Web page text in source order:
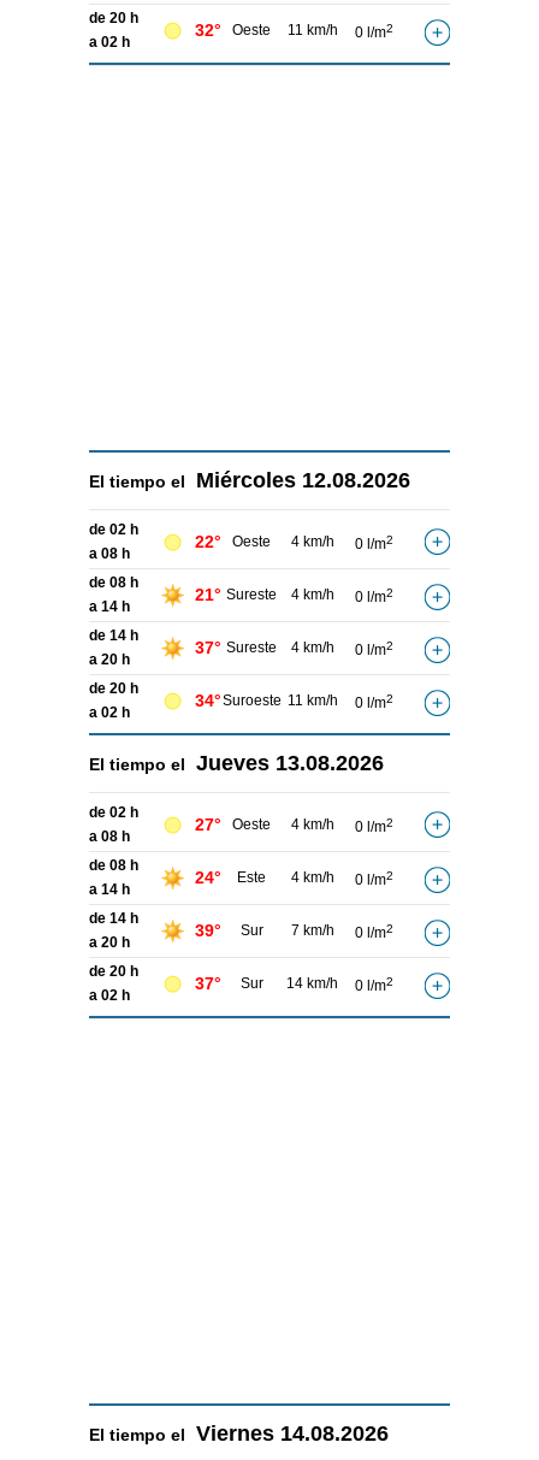
de 20 h
a 02 h
32° Oeste 11 km/h 0 l/m2
El tiempo el Miércoles 12.08.2026
de 02 h
a 08 h
22° Oeste 4 km/h 0 l/m2
de 08 h
a 14 h
21° Sureste 4 km/h 0 l/m2
de 14 h
a 20 h
37° Sureste 4 km/h 0 l/m2
de 20 h
a 02 h
34°Suroeste 11 km/h 0 l/m2
El tiempo el Jueves 13.08.2026
de 02 h
a 08 h
27° Oeste 4 km/h 0 l/m2
de 08 h
a 14 h
24° Este 4 km/h 0 l/m2
de 14 h
a 20 h
39° Sur 7 km/h 0 l/m2
de 20 h
a 02 h
37° Sur 14 km/h 0 l/m2
El tiempo el Viernes 14.08.2026